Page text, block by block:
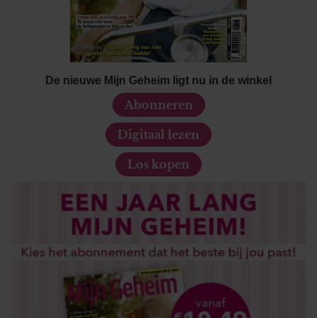
De nieuwe Mijn Geheim ligt nu in de winkel
Abonneren
Digitaal lezen
Los kopen